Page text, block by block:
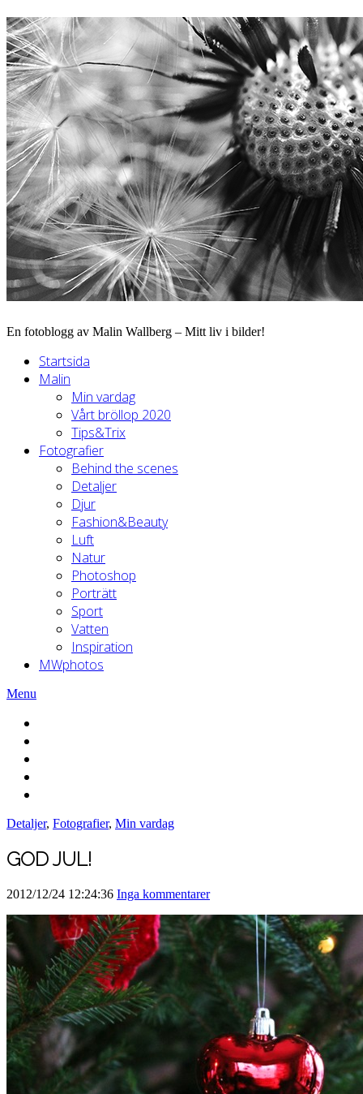
En fotoblogg av Malin Wallberg – Mitt liv i bilder!
Startsida
Malin
Min vardag
Vårt bröllop 2020
Tips&Trix
Fotografier
Behind the scenes
Detaljer
Djur
Fashion&Beauty
Luft
Natur
Photoshop
Porträtt
Sport
Vatten
Inspiration
MWphotos
Menu
Detaljer, Fotografier, Min vardag
GOD JUL!
2012/12/24 12:24:36 Inga kommentarer